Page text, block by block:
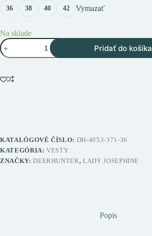
36 38 40 42 Vymazať
Na sklade
množstvo
Deerhunter
Lady
dámska
vesta
Pridať do košíka
KATALÓGOVÉ ČÍSLO: DH-4053-371-36
KATEGÓRIA:VESTY
ZNAČKY:DEERHUNTER,LADY JOSEPHINE
Popis